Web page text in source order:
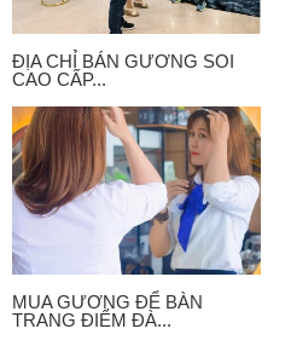
ĐỊA CHỈ BÁN GƯƠNG SOI
CAO CẤP...
MUA GƯƠNG ĐỂ BÀN
TRANG ĐIỂM ĐÀ...